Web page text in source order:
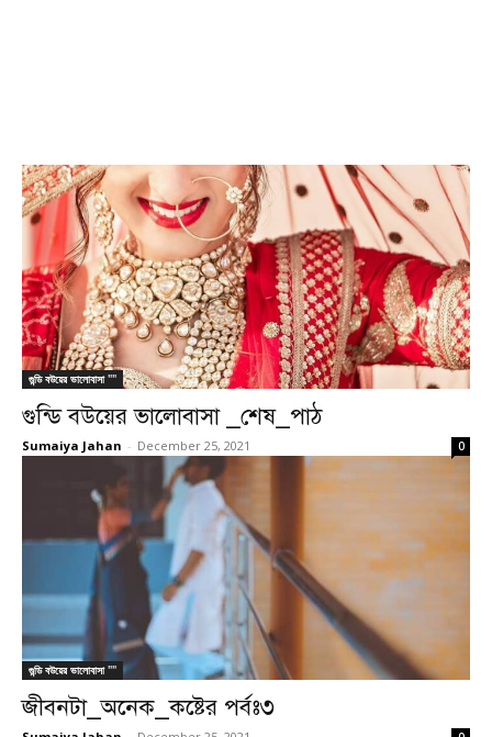
গুন্ডি বউয়ের ভালোবাসা ""
গুন্ডি বউয়ের ভালোবাসা _শেষ_পাঠ
Sumaiya Jahan - December 25, 2021 0
গুন্ডি বউয়ের ভালোবাসা ""
জীবনটা_অনেক_কষ্টের পর্বঃ৩